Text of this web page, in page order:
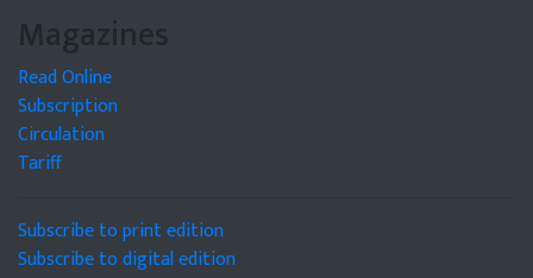
Magazines
Read Online
Subscription
Circulation
Tariff
Subscribe to print edition
Subscribe to digital edition